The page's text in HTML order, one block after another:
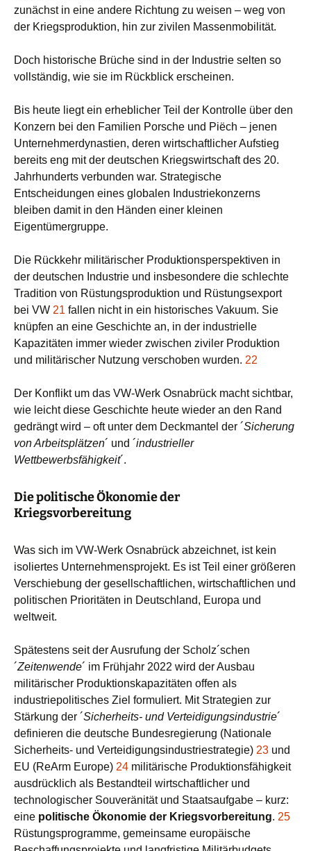
zunächst in eine andere Richtung zu weisen – weg von
der Kriegsproduktion, hin zur zivilen Massenmobilität.
Doch historische Brüche sind in der Industrie selten so
vollständig, wie sie im Rückblick erscheinen.
Bis heute liegt ein erheblicher Teil der Kontrolle über den
Konzern bei den Familien Porsche und Piëch – jenen
Unternehmerdynastien, deren wirtschaftlicher Aufstieg
bereits eng mit der deutschen Kriegswirtschaft des 20.
Jahrhunderts verbunden war. Strategische
Entscheidungen eines globalen Industriekonzerns
bleiben damit in den Händen einer kleinen
Eigentümergruppe.
Die Rückkehr militärischer Produktionsperspektiven in
der deutschen Industrie und insbesondere die schlechte
Tradition von Rüstungsproduktion und Rüstungsexport
bei VW 21 fallen nicht in ein historisches Vakuum. Sie
knüpfen an eine Geschichte an, in der industrielle
Kapazitäten immer wieder zwischen ziviler Produktion
und militärischer Nutzung verschoben wurden. 22
Der Konflikt um das VW-Werk Osnabrück macht sichtbar,
wie leicht diese Geschichte heute wieder an den Rand
gedrängt wird – oft unter dem Deckmantel der ´Sicherung
von Arbeitsplätzen´ und ´industrieller
Wettbewerbsfähigkeit´.
Die politische Ökonomie der
Kriegsvorbereitung
Was sich im VW-Werk Osnabrück abzeichnet, ist kein
isoliertes Unternehmensprojekt. Es ist Teil einer größeren
Verschiebung der gesellschaftlichen, wirtschaftlichen und
politischen Prioritäten in Deutschland, Europa und
weltweit.
Spätestens seit der Ausrufung der Scholz´schen
´Zeitenwende´ im Frühjahr 2022 wird der Ausbau
militärischer Produktionskapazitäten offen als
industriepolitisches Ziel formuliert. Mit Strategien zur
Stärkung der ´Sicherheits- und Verteidigungsindustrie´
definieren die deutsche Bundesregierung (Nationale
Sicherheits- und Verteidigungsindustriestrategie) 23 und
EU (ReArm Europe) 24 militärische Produktionsfähigkeit
ausdrücklich als Bestandteil wirtschaftlicher und
technologischer Souveränität und Staatsaufgabe – kurz:
eine politische Ökonomie der Kriegsvorbereitung. 25
Rüstungsprogramme, gemeinsame europäische